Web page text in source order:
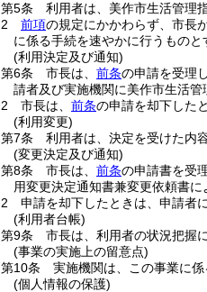
第5条
利用者は、美作市生活管理
2
前項の規定にかかわらず、市長
に係る手続を速やかに行うものと
(利用決定及び通知)
第6条
市長は、 前条の申請を受理
請者及び実施機関に美作市生活管
2
市長は、 前条の申請を却下した
(利用変更)
第7条
利用者は、決定を受けた内
(変更決定及び通知)
第8条
市長は、 前条の申請書を受
用変更決定通知書兼変更依頼書に
2
申請を却下したときは、申請者
(利用者台帳)
第9条
市長は、利用者の状況把握
(事業の実施上の留意点)
第10条
実施機関は、この事業に
(個人情報の保護)